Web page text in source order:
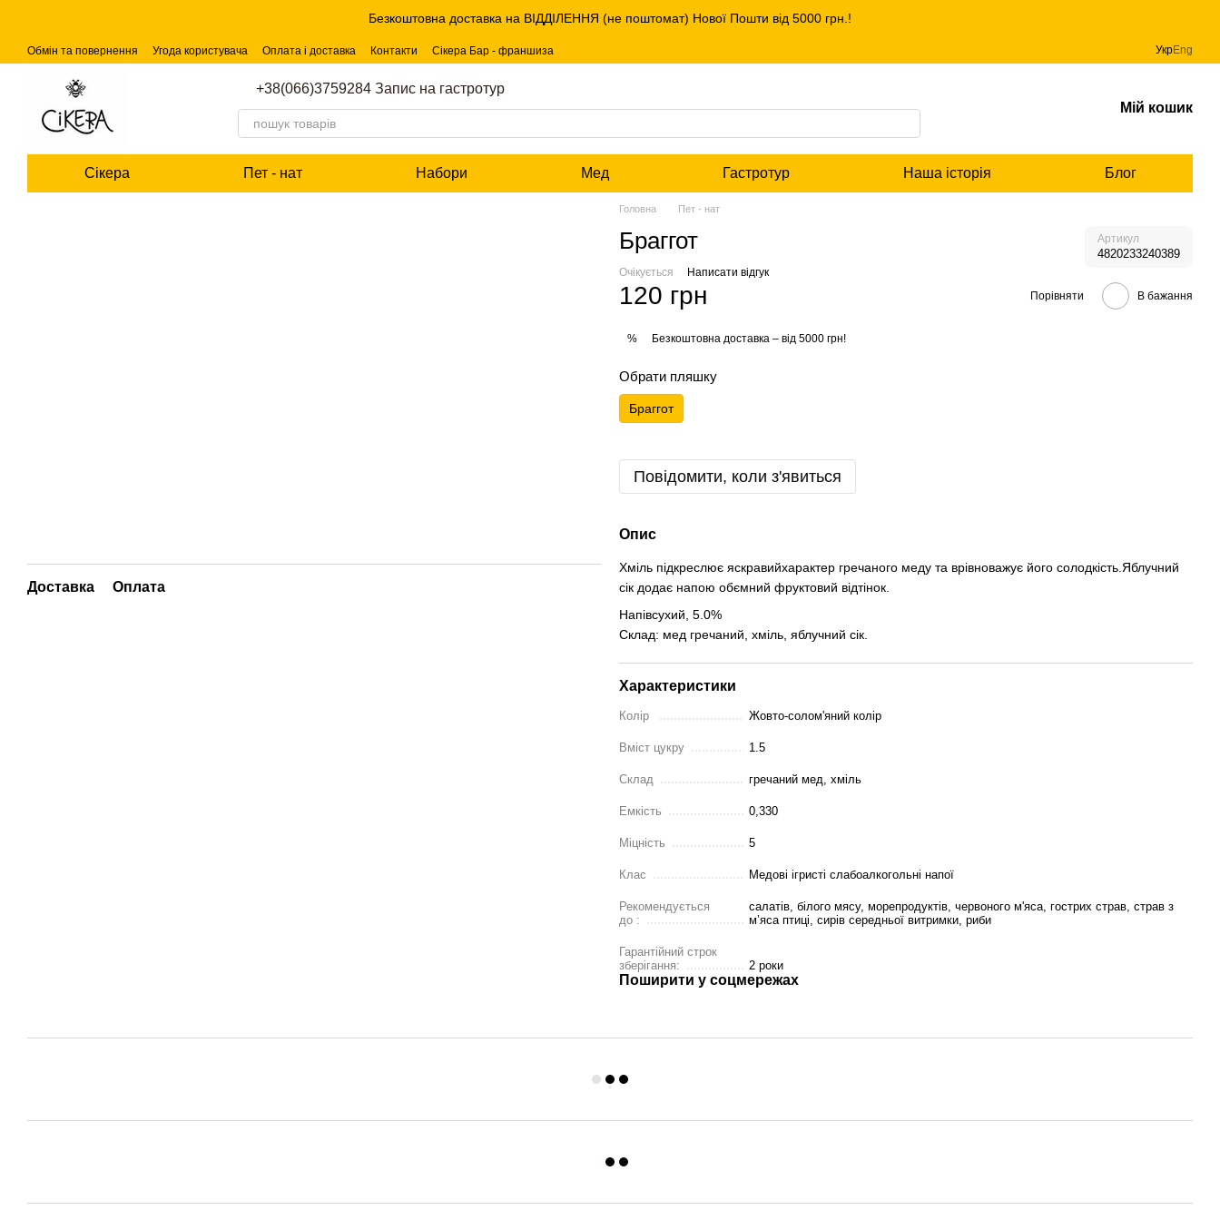
Безкоштовна доставка на ВІДДІЛЕННЯ (не поштомат) Нової Пошти від 5000 грн.!
Обмін та повернення Угода користувача Оплата і доставка Контакти Сікера Бар - франшиза УкрEng
+38(066)3759284 Запис на гастротур
Мій кошик
Сікера Пет - нат Набори Мед Гастротур Наша історія Блог
Доставка Оплата
Головна Пет - нат
Браггот Артикул
4820233240389
Очікується Написати відгук
120 грн Порівняти В бажання
% Безкоштовна доставка – від 5000 грн!
Обрати пляшку
Браггот
Повідомити, коли з'явиться
Опис
Хміль підкреслює яскравийхарактер гречаного меду та врівноважує його солодкість.Яблучний
сік додає напою обємний фруктовий відтінок.
Напівсухий, 5.0%
Склад: мед гречаний, хміль, яблучний сік.
Характеристики
Колір Жовто-солом'яний колір
Вміст цукру 1.5
Склад гречаний мед, хміль
Емкість 0,330
Міцність 5
Клас Медові ігристі слабоалкогольні напої
Рекомендується
до :
салатів, білого мясу, морепродуктів, червоного м'яса, гострих страв, страв з
м’яса птиці, сирів середньої витримки, риби
Гарантійний строк
зберігання:
2 роки
Поширити у соцмережах